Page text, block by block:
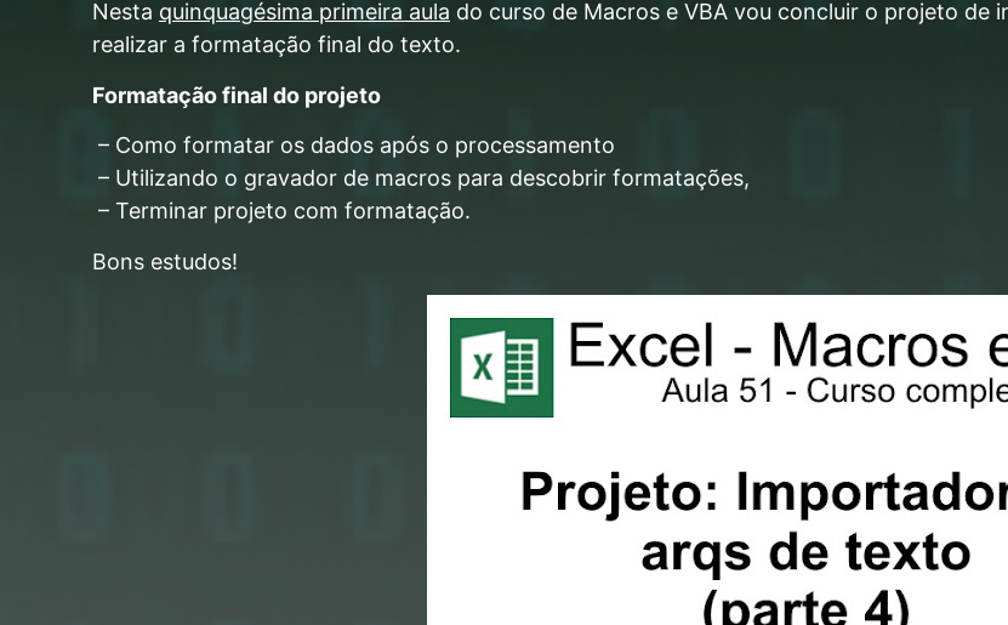
Nesta quinquagésima primeira aula do curso de Macros e VBA vou concluir o projeto
realizar a formatação final do texto.
Formatação final do projeto
– Como formatar os dados após o processamento
– Utilizando o gravador de macros para descobrir formatações,
– Terminar projeto com formatação.
Bons estudos!